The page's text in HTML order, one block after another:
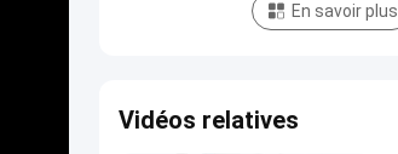
En savoir plus
Vidéos relatives